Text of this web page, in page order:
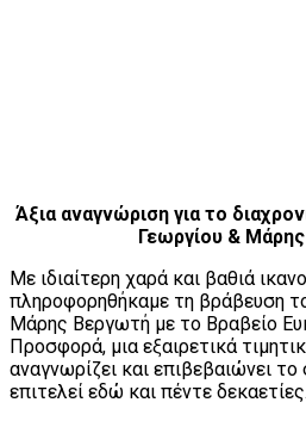
Άξια αναγνώριση για το
Γεωργίου &
Με ιδιαίτερη χαρά και βαθιά
πληροφορηθήκαμε τη βράβευση
Μάρης Βεργωτή με το Βραβείο
Προσφορά, μια εξαιρετικά
αναγνωρίζει και επιβεβαιώνει
επιτελεί εδώ και πέντε δεκαετίες.